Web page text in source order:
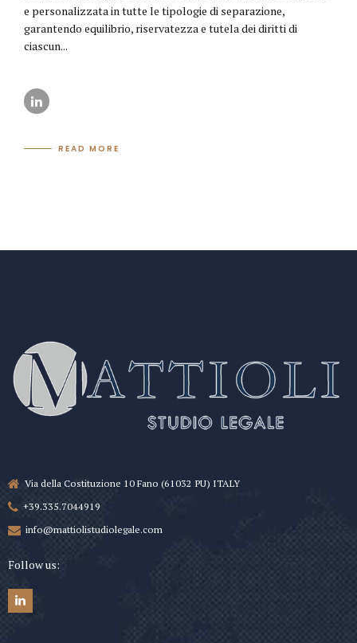
e personalizzata in tutte le tipologie di separazione,
garantendo equilibrio, riservatezza e tutela dei diritti di
ciascun...
READ MORE
Via della Costituzione 10 Fano (61032 PU) ITALY
+39.335.7044919
info@mattiolistudiolegale.com
Follow us: